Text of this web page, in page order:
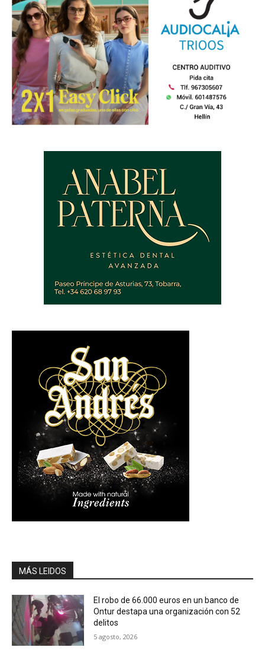
MÁS LEIDOS
El robo de 66.000 euros en un banco de
Ontur destapa una organización con 52
delitos
5 agosto, 2026